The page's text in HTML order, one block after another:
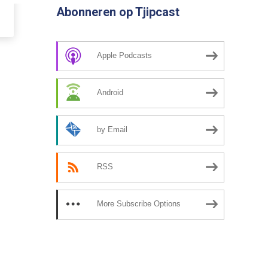
Abonneren op Tjipcast
Apple Podcasts
Android
by Email
RSS
More Subscribe Options